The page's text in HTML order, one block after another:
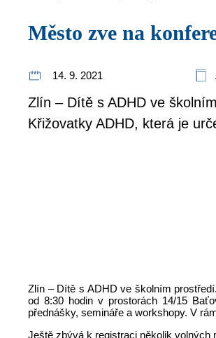
Město zve na
14. 9. 2021
Zlín – Dítě s ADHD ve
Křižovatky ADHD, která je
Zlín – Dítě s ADHD ve školním
od 8:30 hodin v prostorách 14/15
přednášky, semináře a workshopy. V
Ještě zbývá k registraci několik volných